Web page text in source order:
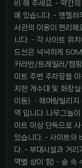
비 해 주세요. - 약간
에 있습니다. - 엔젤하
서관의 이용이 편리해
니다. - 각 사이트 위
드선은 넉넉하게
카라반/트레일러/캠
이트 주변 주차장을
치한 개수대 및 화장
이동) ㆍ해여림빌리
역 입니다. 나무그늘
이트 이상 단독으로
있습니다. - 사이트의
다. - 부대시설과 거
역별 상이 함) - 숲 속